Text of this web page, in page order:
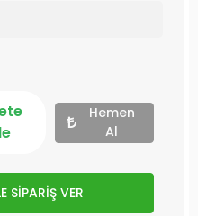
Hemen
Al
SİPARİŞ VER